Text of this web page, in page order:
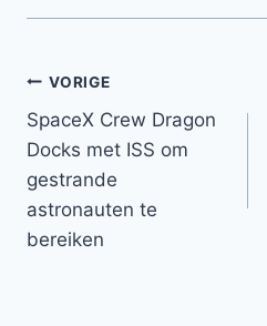
Bericht
navigatie
VORIGE
SpaceX Crew Dragon
Docks met ISS om
gestrande
astronauten te
bereiken